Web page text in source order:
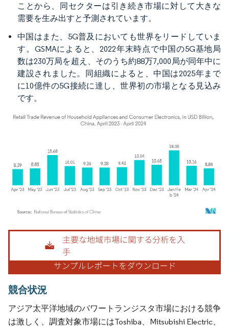
ことから、同セクターは引き続き市場に対して大きな
需要を生み出すと予測されています。
中国はまた、5G普及においても世界をリードしていま
す。GSMAによると、2022年末時点で中国の5G基地局
数は230万局を超え、そのうち約88万7,000局が同年中に
建設されました。同組織によると、中国は2025年まで
に10億件の5G接続に達し、世界初の市場となる見込み
です。
画像 © Mordor Intelligence。再利用にはCC BY 4.0の表示が必要です。
競合状況
アジア太平洋地域のパワートランジスタ市場における競争
は激しく、調査対象市場にはToshiba、Mitsubishi Electric、